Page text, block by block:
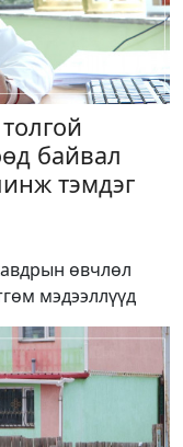
байвал
тэмдэг
өвчлөл
мэдээллүүд